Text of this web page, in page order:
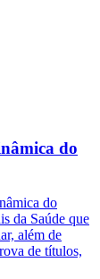
do
do
da Saúde que
além de
de títulos,